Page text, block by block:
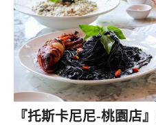
『托斯卡尼尼-桃園店』